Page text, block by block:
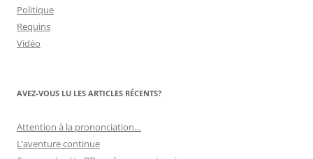
Politique
Requins
Vidéo
AVEZ-VOUS LU LES ARTICLES RÉCENTS?
Attention à la prononciation…
L’aventure continue